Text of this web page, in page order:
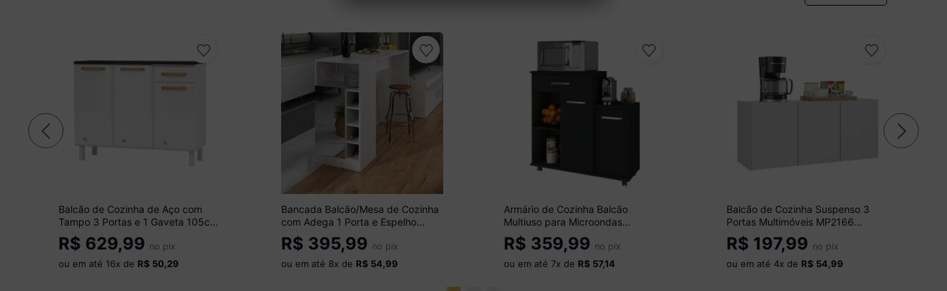
Balcão de Cozinha de Aço com
Tampo 3 Portas e 1 Gaveta 105cm
Multimóveis CR20361 Branco
R$ 629,99 no pix
ou em até 16x de R$ 50,29
Bancada Balcão/Mesa de Cozinha
com Adega 1 Porta e Espelho
Multimóveis MP2248 Branco
R$ 395,99 no pix
ou em até 8x de R$ 54,99
Armário de Cozinha Balcão
Multiuso para Microondas
Multimóveis MP2189 Preto
R$ 359,99 no pix
ou em até 7x de R$ 57,14
Balcão de Cozinha Suspenso 3
Portas Multimóveis MP2166
Branco
R$ 197,99 no pix
ou em até 4x de R$ 54,99